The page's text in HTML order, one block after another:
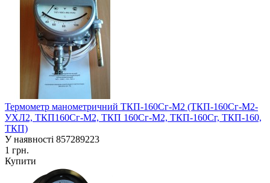
Термометр манометричний ТКП-160Сг-М2 (ТКП-160Сг-М2-
УХЛ2, ТКП160Сг-М2, ТКП 160Сг-М2, ТКП-160Сг, ТКП-160,
ТКП)
У наявності 857289223
1 грн.
Купити